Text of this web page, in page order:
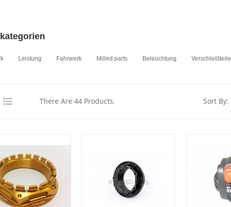
Leistung Fahrwerk Milled parts Beleuchtung Verschleißteile
There Are 44 Products. Sort By: